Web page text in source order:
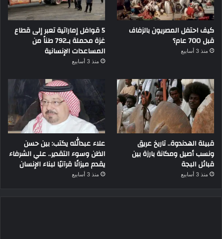
كيف احتفل المصريون بالزفاف
قبل 700 عام؟
منذ 3 أسابيع
5 قوافل إماراتية تعبر إلى قطاع
غزة محملة بـ792 طناً من
المساعدات الإنسانية
منذ 3 أسابيع
قبيلة الهدندوة.. تاريخ عريق
ونسب أصيل ومكانة بارزة بين
قبائل البجة
منذ 3 أسابيع
علاء عبدالله يكتب: بين حسن
الظن وسوء التقدير.. علي الشرفاء
يقدم ميزانًا قرآنيًا لبناء الإنسان
منذ 3 أسابيع